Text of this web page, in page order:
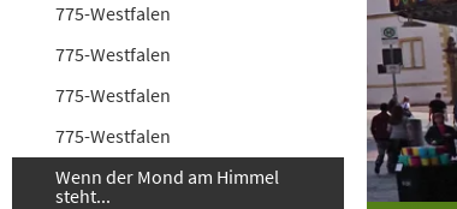
775-Westfalen
775-Westfalen
775-Westfalen
775-Westfalen
Wenn der Mond am Himmel
steht...